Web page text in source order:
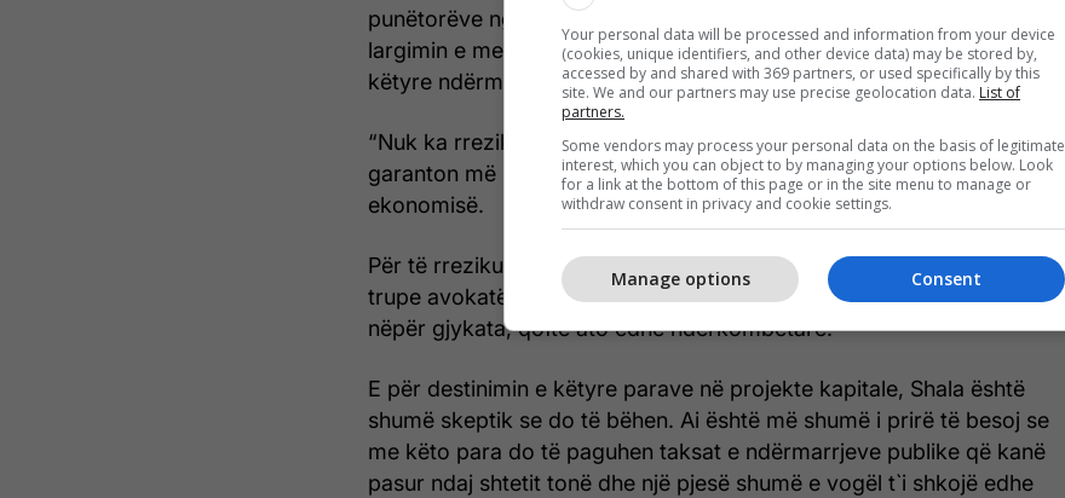
punëtorëve nga puna, mos pagesën e asnjë takse këtij shteti dhe
largimin e menaxhmentit kosovarë me dhunë nga udhëheqja e
këtyre ndërmarrjeve.
“Nuk ka rrezik se do të humbin këto për shkak se ligji i Kosovës e
garanton më së miri se kujt i takojnë ato para”, tha ministri i
ekonomisë.
Për të rreziku më i madh mund të jetë mungesa e aftësisë së një
trupe avokatësh të cilët do të garantonin apo mbronin këto para
nëpër gjykata, qoftë ato edhe ndërkombëtare.
E për destinimin e këtyre parave në projekte kapitale, Shala është
shumë skeptik se do të bëhen. Ai është më shumë i prirë të besoj se
me këto para do të paguhen taksat e ndërmarrjeve publike që kanë
pasur ndaj shtetit tonë dhe një pjesë shumë e vogël t`i shkojë edhe
Your personal data will be processed and information from your device
(cookies, unique identifiers, and other device data) may be stored by,
accessed by and shared with 369 partners, or used specifically by this
site. We and our partners may use precise geolocation data. List of
partners.
Some vendors may process your personal data on the basis of legitimate
interest, which you can object to by managing your options below. Look
for a link at the bottom of this page or in the site menu to manage or
withdraw consent in privacy and cookie settings.
Consent
Manage options